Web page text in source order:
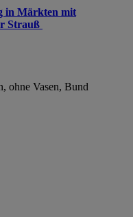
in Märkten mit
Strauß
ohne Vasen, Bund